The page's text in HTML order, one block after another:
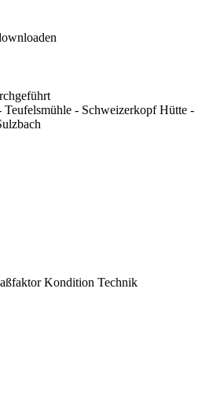
Teufelsmühle - Schweizerkopf Hütte -
Kondition Technik